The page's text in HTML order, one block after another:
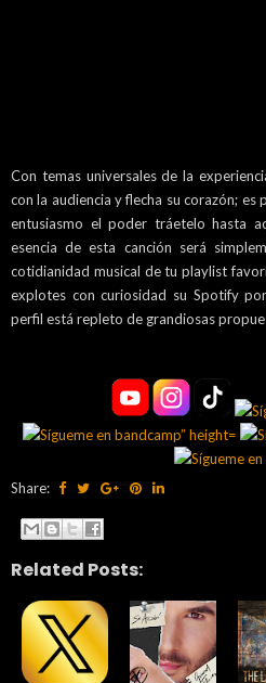
Con temas universales de la
con la audiencia y flecha su corazón;
entusiasmo el poder tráetelo hasta
esencia de esta canción será
cotidianidad musical de tu playlist
explotes con curiosidad su Spotify
perfil está repleto de grandiosas
Share:
Related Posts: